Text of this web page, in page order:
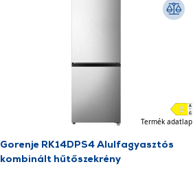
Termék adatlap
Gorenje RK14DPS4 Alulfagyasztós
kombinált hűtőszekrény